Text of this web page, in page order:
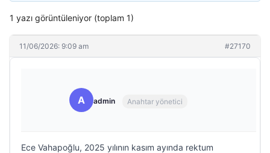
1 yazı görüntüleniyor (toplam 1)
11/06/2026: 9:09 am #27170
A admin Anahtar yönetici
Ece Vahapoğlu, 2025 yılının kasım ayında rektum